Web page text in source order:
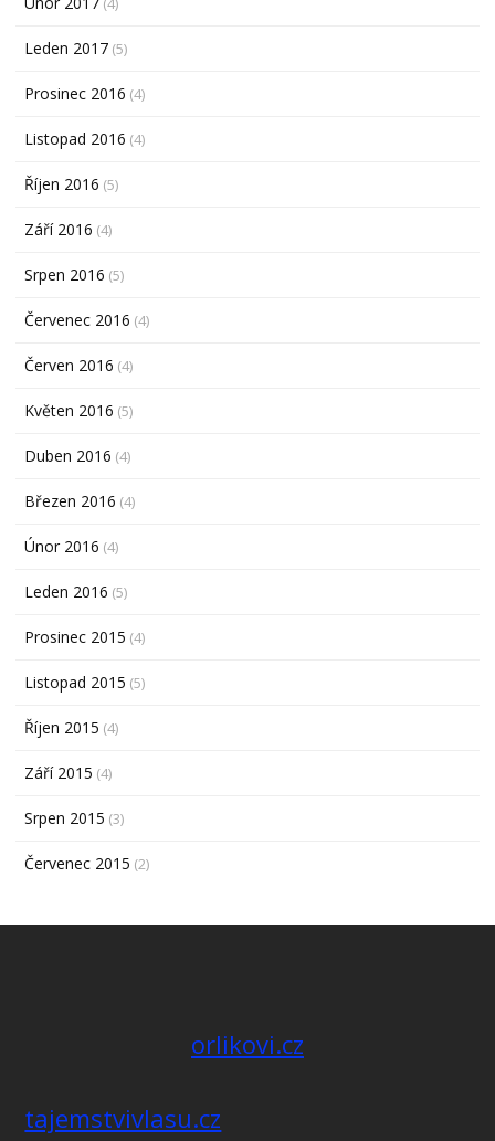
Leden 2017 (5)
Prosinec 2016 (4)
Listopad 2016 (4)
Říjen 2016 (5)
Září 2016 (4)
Srpen 2016 (5)
Červenec 2016 (4)
Červen 2016 (4)
Květen 2016 (5)
Duben 2016 (4)
Březen 2016 (4)
Únor 2016 (4)
Leden 2016 (5)
Prosinec 2015 (4)
Listopad 2015 (5)
Říjen 2015 (4)
Září 2015 (4)
Srpen 2015 (3)
Červenec 2015 (2)
orlikovi.cz
tajemstvivlasu.cz